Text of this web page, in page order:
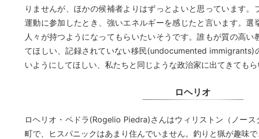
りませんが、ほかの候補者よりはずっとよいと思っています。
運動に参加したとき、強いエネルギーを感じたと言います。選
人々が持つようになってもらいたいそうです。誰もが質の高い
てほしい、記録されていない移民(undocumented immigrants)
いようにしてほしい、私たちと同じような政治家に出てきてもら
ロヘリオ
ロヘリオ・ペドラ(Rogelio Piedra)さんはウィリストン（ノー
町で、ヒスパニックはあまり住んでいません。釣りと猟が趣味で